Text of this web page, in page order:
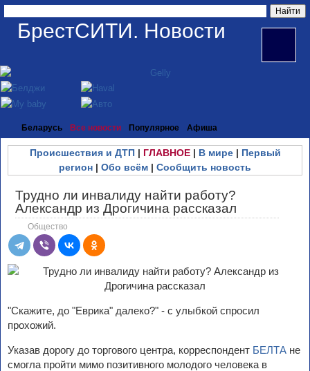
БрестСИТИ. Новости
Беларусь Все новости Популярное Афиша
Происшествия и ДТП| ГЛАВНОЕ| В мире| Первый
регион | Обо всём | Сообщить новость
Трудно ли инвалиду найти работу?
Александр из Дрогичина рассказал
Общество
"Скажите, до "Еврика" далеко?" - с улыбкой спросил
прохожий.
Указав дорогу до торгового центра, корреспондент БЕЛТА не
смогла пройти мимо позитивного молодого человека в